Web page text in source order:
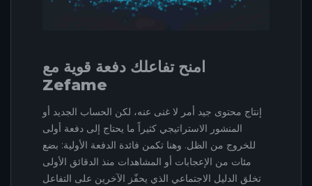
امنح تفاعلك دفعة قوية مع
Zefame
إنتاج محتوى جيد أمر لا غنى عنه، لكن الحساب الجديد أو
المنشور الاستراتيجي كثيراً ما يحتاج إلى دفعة أولى
للخروج من الظل. وهنا تكمن فائدة الدفعة الأولية: بضع
مئات من الإعجابات أو المشاهدات منذ الدقائق الأولى
تخلق الدليل الاجتماعي الذي يحفّز الآخرين على التفاعل